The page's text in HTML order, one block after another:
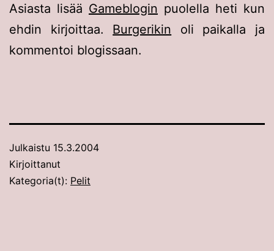
Asiasta lisää Gameblogin puolella heti kun
ehdin kirjoittaa. Burgerikin oli paikalla ja
kommentoi blogissaan.
Julkaistu 15.3.2004
Kirjoittanut
Kategoria(t): Pelit